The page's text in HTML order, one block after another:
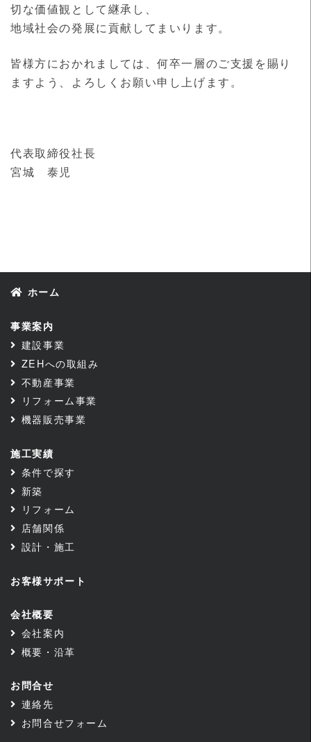
切な価値観として継承し、
地域社会の発展に貢献してまいります。
皆様方におかれましては、何卒一層のご支援を賜り
ますよう、よろしくお願い申し上げます。
代表取締役社長
宮城 泰児
ホーム
事業案内
建設事業
ZEHへの取組み
不動産事業
リフォーム事業
機器販売事業
施工実績
条件で探す
新築
リフォーム
店舗関係
設計・施工
お客様サポート
会社概要
会社案内
概要・沿革
お問合せ
連絡先
お問合せフォーム